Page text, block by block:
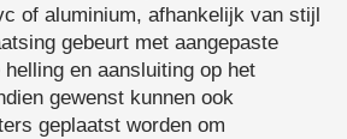
of aluminium, afhankelijk van stijl
gebeurt met aangepaste
en aansluiting op het
gewenst kunnen ook
geplaatst worden om